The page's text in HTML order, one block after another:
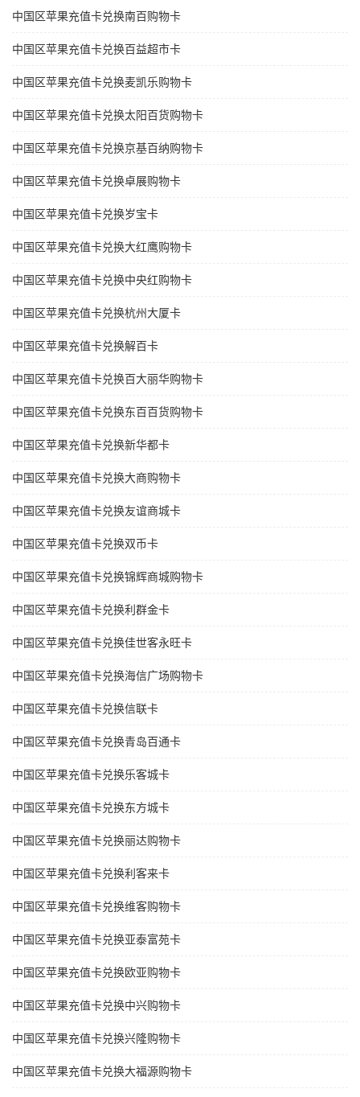
中国区苹果充值卡兑换南百购物卡
中国区苹果充值卡兑换百益超市卡
中国区苹果充值卡兑换麦凯乐购物卡
中国区苹果充值卡兑换太阳百货购物卡
中国区苹果充值卡兑换京基百纳购物卡
中国区苹果充值卡兑换卓展购物卡
中国区苹果充值卡兑换岁宝卡
中国区苹果充值卡兑换大红鹰购物卡
中国区苹果充值卡兑换中央红购物卡
中国区苹果充值卡兑换杭州大厦卡
中国区苹果充值卡兑换解百卡
中国区苹果充值卡兑换百大丽华购物卡
中国区苹果充值卡兑换东百百货购物卡
中国区苹果充值卡兑换新华都卡
中国区苹果充值卡兑换大商购物卡
中国区苹果充值卡兑换友谊商城卡
中国区苹果充值卡兑换双币卡
中国区苹果充值卡兑换锦辉商城购物卡
中国区苹果充值卡兑换利群金卡
中国区苹果充值卡兑换佳世客永旺卡
中国区苹果充值卡兑换海信广场购物卡
中国区苹果充值卡兑换信联卡
中国区苹果充值卡兑换青岛百通卡
中国区苹果充值卡兑换乐客城卡
中国区苹果充值卡兑换东方城卡
中国区苹果充值卡兑换丽达购物卡
中国区苹果充值卡兑换利客来卡
中国区苹果充值卡兑换维客购物卡
中国区苹果充值卡兑换亚泰富苑卡
中国区苹果充值卡兑换欧亚购物卡
中国区苹果充值卡兑换中兴购物卡
中国区苹果充值卡兑换兴隆购物卡
中国区苹果充值卡兑换大福源购物卡